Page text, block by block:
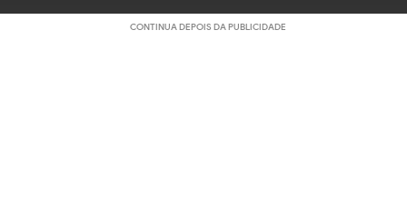
CONTINUA DEPOIS DA PUBLICIDADE